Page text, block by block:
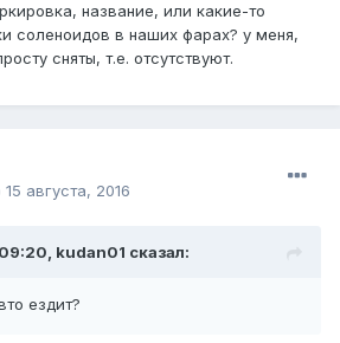
название, или какие-то
соленоидов в наших фарах? у меня,
сняты, т.е. отсутствуют.
15 августа, 2016
kudan01 сказал:
ездит?